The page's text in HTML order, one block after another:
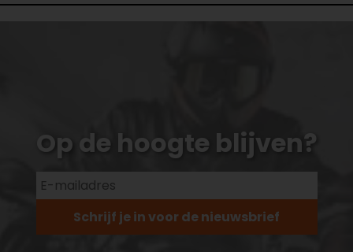
Op de hoogte blijven?
Schrijf je in voor de nieuwsbrief